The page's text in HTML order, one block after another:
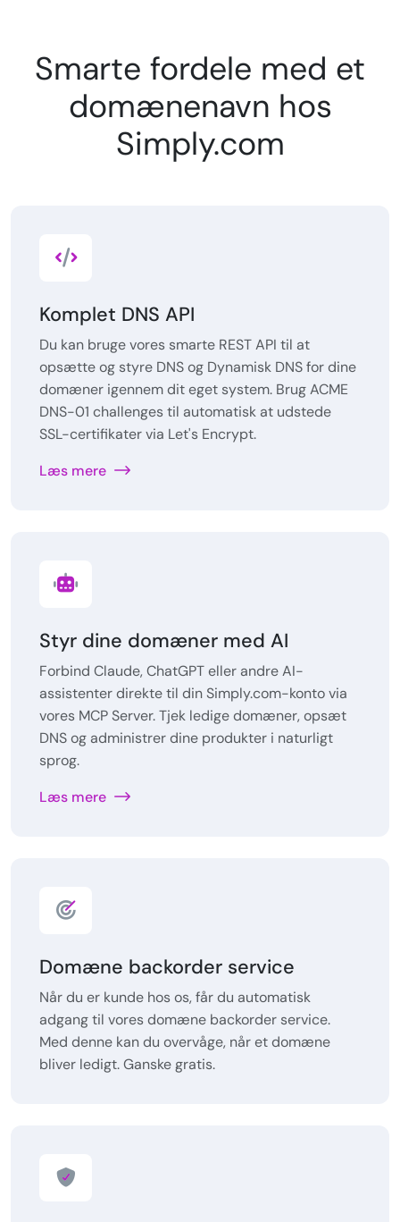
Smarte fordele med et
domænenavn hos
Simply.com
Komplet DNS API
Du kan bruge vores smarte REST API til at
opsætte og styre DNS og Dynamisk DNS for dine
domæner igennem dit eget system. Brug ACME
DNS-01 challenges til automatisk at udstede
SSL-certifikater via Let's Encrypt.
Læs mere
Styr dine domæner med AI
Forbind Claude, ChatGPT eller andre AI-
assistenter direkte til din Simply.com-konto via
vores MCP Server. Tjek ledige domæner, opsæt
DNS og administrer dine produkter i naturligt
sprog.
Læs mere
Domæne backorder service
Når du er kunde hos os, får du automatisk
adgang til vores domæne backorder service.
Med denne kan du overvåge, når et domæne
bliver ledigt. Ganske gratis.